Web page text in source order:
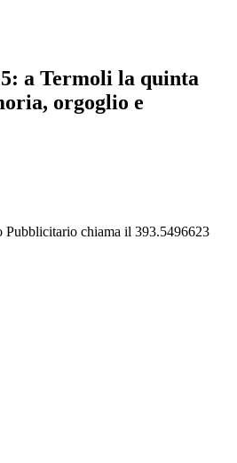
a Termoli la quinta
orgoglio e
Pubblicitario chiama il 393.5496623